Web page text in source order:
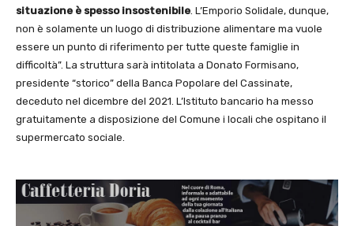
situazione è spesso insostenibile. L’Emporio Solidale, dunque,
non è solamente un luogo di distribuzione alimentare ma vuole
essere un punto di riferimento per tutte queste famiglie in
difficoltà”. La struttura sarà intitolata a Donato Formisano,
presidente “storico” della Banca Popolare del Cassinate,
deceduto nel dicembre del 2021. L’Istituto bancario ha messo
gratuitamente a disposizione del Comune i locali che ospitano il
supermercato sociale.